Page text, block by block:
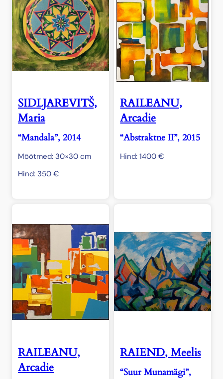
SIDLJAREVITŠ,
Maria
“Mandala”, 2014
Mõõtmed: 30×30 cm
Hind: 350 €
RAILEANU,
Arcadie
“Abstraktne II”, 2015
Hind:1400€
RAILEANU,
Arcadie
RAIEND, Meelis
“Suur Munamägi”,